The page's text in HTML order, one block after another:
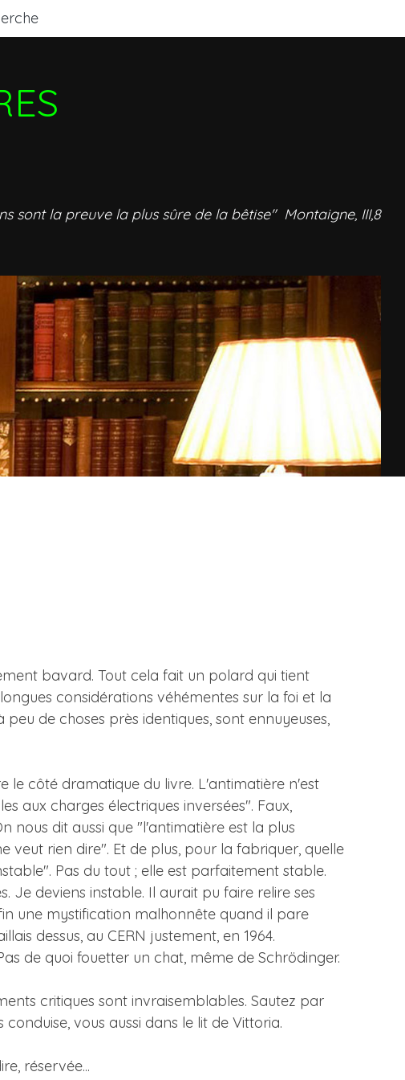
sont la preuve la plus sûre de la bêtise" Montaigne, III,8
bavard. Tout cela fait un polard qui tient
considérations véhémentes sur la foi et la
de choses près identiques, sont ennuyeuses,
le côté dramatique du livre. L'antimatière n'est
aux charges électriques inversées". Faux,
nous dit aussi que "l'antimatière est la plus
veut rien dire". Et de plus, pour la fabriquer, quelle
Pas du tout ; elle est parfaitement stable.
Je deviens instable. Il aurait pu faire relire ses
une mystification malhonnête quand il pare
dessus, au CERN justement, en 1964.
de quoi fouetter un chat, même de Schrödinger.
critiques sont invraisemblables. Sautez par
vous aussi dans le lit de Vittoria.
réservée...